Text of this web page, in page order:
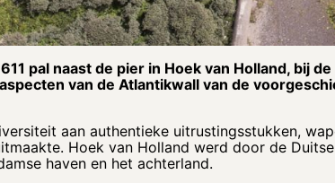
pal naast de pier in Hoek van Holland, bij
van de Atlantikwall van de
aan authentieke uitrustingsstukken,
Hoek van Holland werd door de
haven en het achterland.